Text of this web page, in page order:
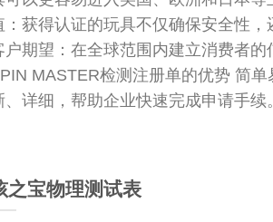
：获得认证的玩具不仅确保安全性
户期望：在全球范围内建立消费者
MASTER检测注册单的优势 简
、详细，帮助企业快速完成申请手续
之宝物理测试表